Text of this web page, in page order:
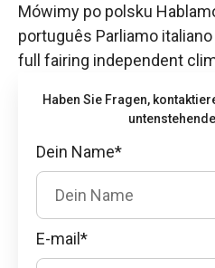
Mówimy po polsku
português Parliamo
full fairing independent
Haben Sie Fragen,
Dein Name*
E-mail*